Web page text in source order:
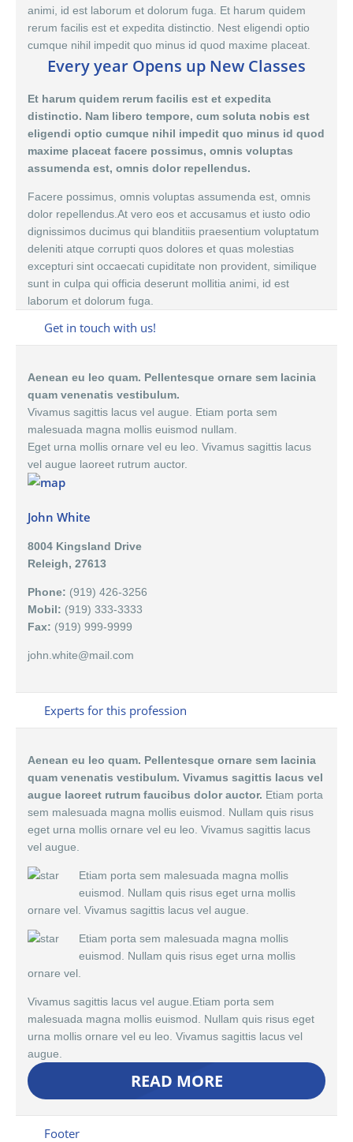
animi, id est laborum et dolorum fuga. Et harum quidem
rerum facilis est et expedita distinctio. Nest eligendi optio
cumque nihil impedit quo minus id quod maxime placeat.
Every year Opens up New Classes
Et harum quidem rerum facilis est et expedita
distinctio. Nam libero tempore, cum soluta nobis est
eligendi optio cumque nihil impedit quo minus id quod
maxime placeat facere possimus, omnis voluptas
assumenda est, omnis dolor repellendus.
Facere possimus, omnis voluptas assumenda est, omnis
dolor repellendus.At vero eos et accusamus et iusto odio
dignissimos ducimus qui blanditiis praesentium voluptatum
deleniti atque corrupti quos dolores et quas molestias
excepturi sint occaecati cupiditate non provident, similique
sunt in culpa qui officia deserunt mollitia animi, id est
laborum et dolorum fuga.
Get in touch with us!
Aenean eu leo quam. Pellentesque ornare sem lacinia
quam venenatis vestibulum.
Vivamus sagittis lacus vel augue. Etiam porta sem
malesuada magna mollis euismod nullam.
Eget urna mollis ornare vel eu leo. Vivamus sagittis lacus
vel augue laoreet rutrum auctor.
John White
8004 Kingsland Drive
Releigh, 27613
Phone: (919) 426-3256
Mobil: (919) 333-3333
Fax: (919) 999-9999
john.white@mail.com
Experts for this profession
Aenean eu leo quam. Pellentesque ornare sem lacinia
quam venenatis vestibulum. Vivamus sagittis lacus vel
augue laoreet rutrum faucibus dolor auctor. Etiam porta
sem malesuada magna mollis euismod. Nullam quis risus
eget urna mollis ornare vel eu leo. Vivamus sagittis lacus
vel augue.
Etiam porta sem malesuada magna mollis
euismod. Nullam quis risus eget urna mollis
ornare vel. Vivamus sagittis lacus vel augue.
Etiam porta sem malesuada magna mollis
euismod. Nullam quis risus eget urna mollis
ornare vel.
Vivamus sagittis lacus vel augue.Etiam porta sem
malesuada magna mollis euismod. Nullam quis risus eget
urna mollis ornare vel eu leo. Vivamus sagittis lacus vel
augue.
READ MORE
Footer